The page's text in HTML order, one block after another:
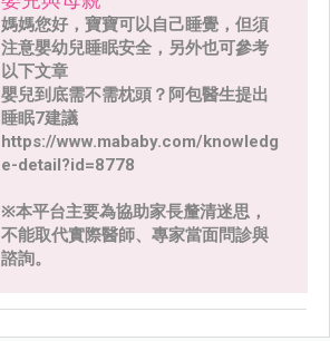
媽媽您好，寶寶可以自己睡覺，但須
注意嬰幼兒睡眠安全，另外也可參考
以下文章
嬰兒到底需不需枕頭？阿包醫生提出
睡眠7建議
https://www.mababy.com/knowledg
e-detail?id=8778
※本平台主要為協助家長釐清迷思，
不能取代實際醫師、專家當面問診與
諮詢。